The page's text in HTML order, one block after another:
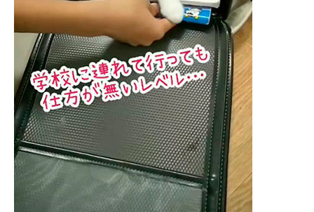
エレクトロニクス専門サイト
電子設計の基本と応用
エネルギーの専門メディア
建設×テクノロジーの最前線
ちょっと気になるネットの話題